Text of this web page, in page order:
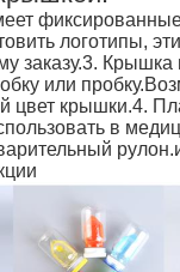
логотипы,
заказу.3. Крышка
или
цвет крышки.4.
в